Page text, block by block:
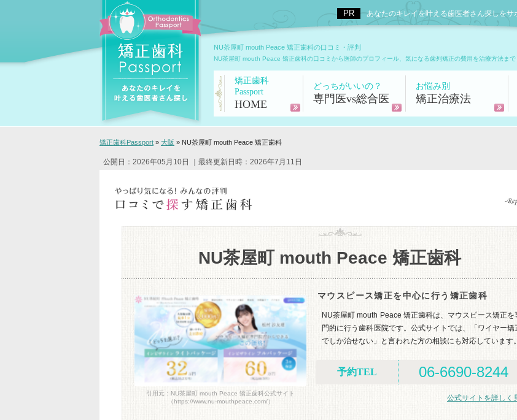
あなたのキレイを叶える歯医者さん探しを
NU茶屋町 mouth Peace 矯正歯科の口コミ・評判
NU茶屋町 mouth Peace 矯正歯科の口コミから医師のプロフィール、気になる歯列矯正の費用を治療方法まで
矯正歯科
Passport
HOME
どっちがいいの？
専門医vs総合医
お悩み別
矯正治療法
矯正歯科Passport » 大阪 » NU茶屋町 mouth Peace 矯正歯科
公開日：2026年05月10日 ｜最終更新日時：2026年7月11日
NU茶屋町 mouth Peace 矯正歯科
引用元：NU茶屋町 mouth Peace 矯正歯科公式サイト
（https://www.nu-mouthpeace.com/）
マウスピース矯正を中心に行う矯正歯科
NU茶屋町 mouth Peace 矯正歯科は、マウスピース矯正を
門的に行う歯科医院です。公式サイトでは、「ワイヤー矯
でしか治せない」と言われた方の相談にも対応しています。
予約TEL 06-6690-8244
公式サイトを詳しく